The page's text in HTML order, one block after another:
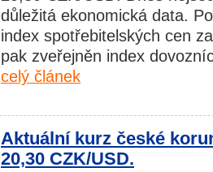
důležitá ekonomická data.
index spotřebitelských cen
pak zveřejněn index
celý článek
Aktuální kurz české
20,30 CZK/USD.